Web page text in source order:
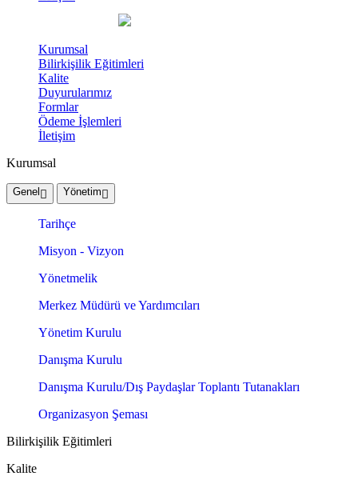
Kurumsal
Bilirkişilik Eğitimleri
Kalite
Duyurularımız
Formlar
Ödeme İşlemleri
İletişim
Kurumsal
Genel Yönetim
Tarihçe
Misyon - Vizyon
Yönetmelik
Merkez Müdürü ve Yardımcıları
Yönetim Kurulu
Danışma Kurulu
Danışma Kurulu/Dış Paydaşlar Toplantı Tutanakları
Organizasyon Şeması
Bilirkişilik Eğitimleri
Kalite